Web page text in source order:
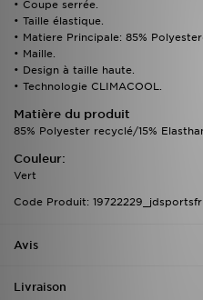
• Coupe serrée.
• Taille élastique.
• Matiere Principale: 85%
• Maille.
• Design à taille haute.
• Technologie CLIMACOOL.
Matière du produit
85% Polyester recyclé/15%
Couleur:
Vert
Code Produit: 19722229_jdsportsfr
Avis
Livraison